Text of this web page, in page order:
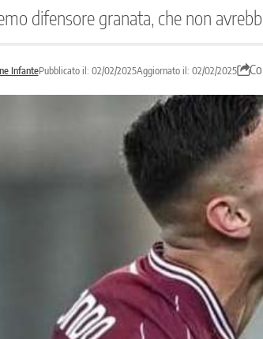
difensore granata, che non
InfantePubblicato il: 02/02/2025Aggiornato il: 02/02/2025